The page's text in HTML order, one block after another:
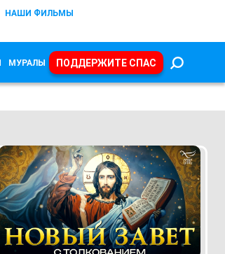
НАШИ ФИЛЬМЫ
МУРАЛЫ ПОДДЕРЖИТЕ СПАС